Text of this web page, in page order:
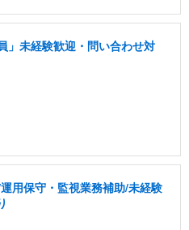
」未経験歓迎・問い合わせ対
用保守・監視業務補助/未経験